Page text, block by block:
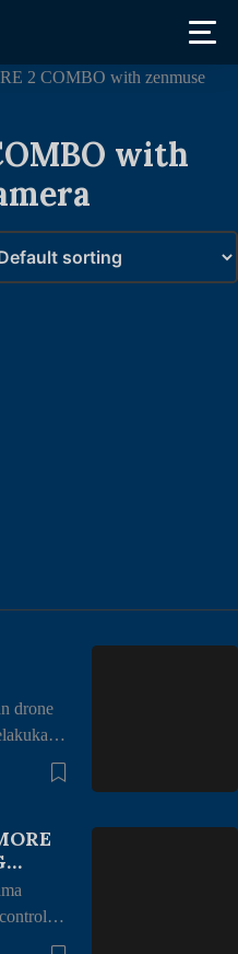
2 COMBO with zenmuse
with
drone
junjung
di ikuti
anak,